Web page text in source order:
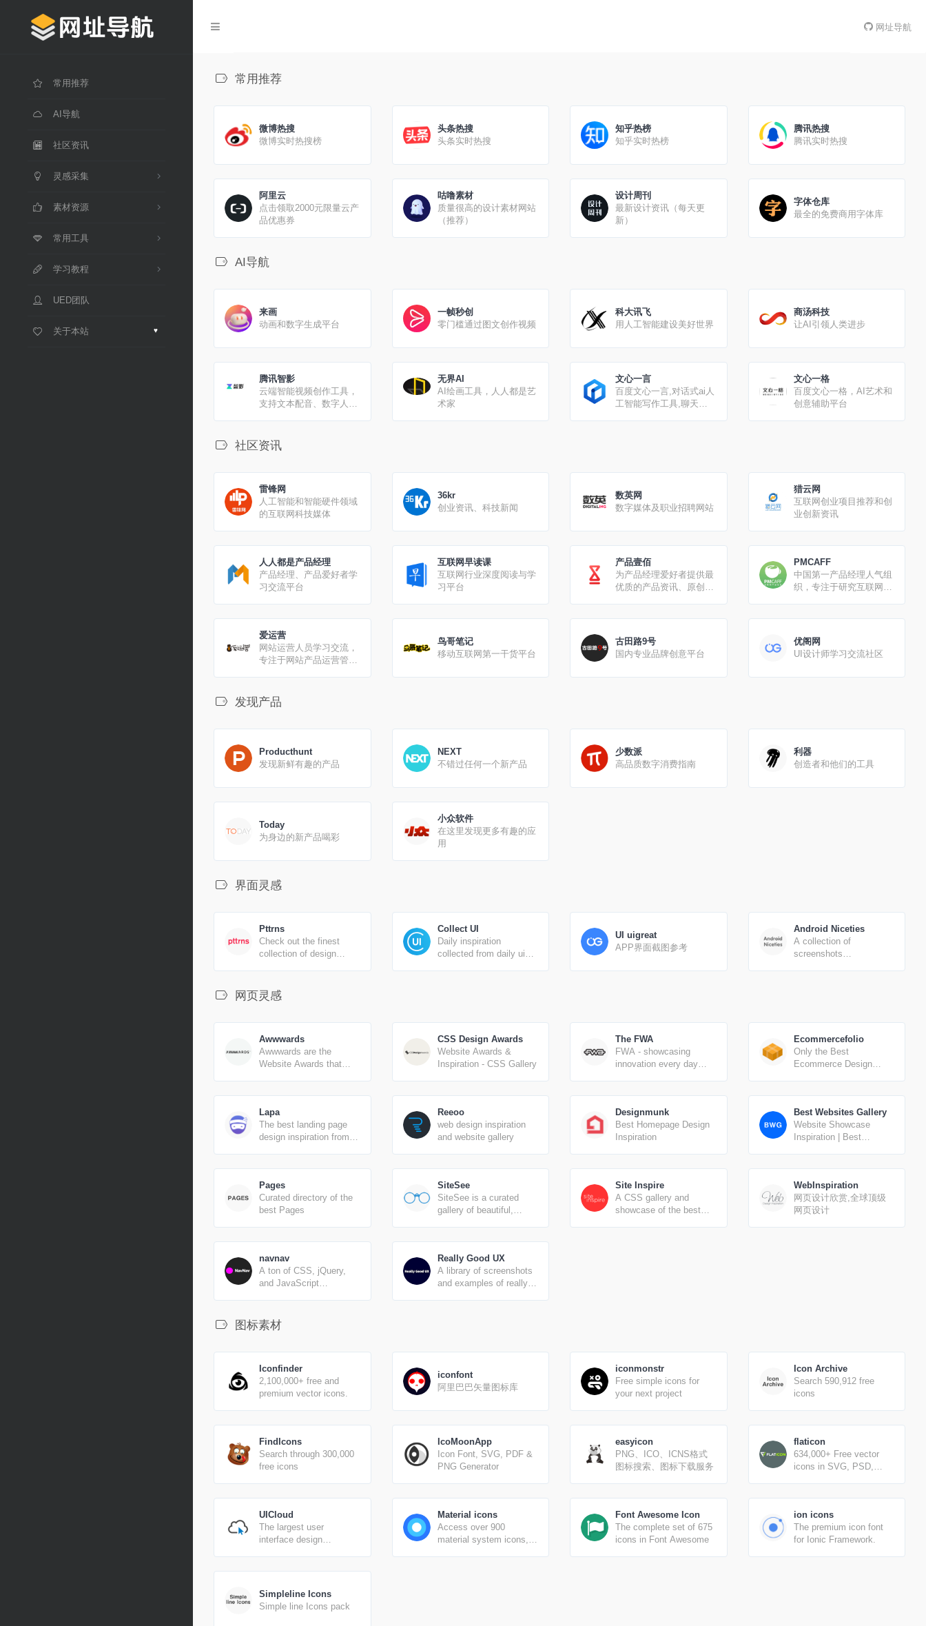
常用推荐
AI导航
社区资讯
灵感采集
素材资源
常用工具
学习教程
UED团队
关于本站 ♥︎
网址导航
常用推荐
微博热搜
微博实时热搜榜
头条热搜
头条实时热搜
知乎热榜
知乎实时热榜
腾讯热搜
腾讯实时热搜
阿里云
点击领取2000元限量云产
品优惠券
咕噜素材
质量很高的设计素材网站
（推荐）
设计周刊
最新设计资讯（每天更
新）
字体仓库
最全的免费商用字体库
AI导航
来画
动画和数字生成平台
一帧秒创
零门槛通过图文创作视频
科大讯飞
用人工智能建设美好世界
商汤科技
让AI引领人类进步
腾讯智影
云端智能视频创作工具，
支持文本配音、数字人播
无界AI
AI绘画工具，人人都是艺
术家
文心一言
百度文心一言,对话式ai人
工智能写作工具,聊天工
文心一格
百度文心一格，AI艺术和
创意辅助平台
社区资讯
雷锋网
人工智能和智能硬件领域
的互联网科技媒体
36kr
创业资讯、科技新闻
数英网
数字媒体及职业招聘网站
猎云网
互联网创业项目推荐和创
业创新资讯
人人都是产品经理
产品经理、产品爱好者学
习交流平台
互联网早读课
互联网行业深度阅读与学
习平台
产品壹佰
为产品经理爱好者提供最
优质的产品资讯、原创内
PMCAFF
中国第一产品经理人气组
织，专注于研究互联网产
爱运营
网站运营人员学习交流，
专注于网站产品运营管
鸟哥笔记
移动互联网第一干货平台
古田路9号
国内专业品牌创意平台
优阁网
UI设计师学习交流社区
发现产品
Producthunt
发现新鲜有趣的产品
NEXT
不错过任何一个新产品
少数派
高品质数字消费指南
利器
创造者和他们的工具
Today
为身边的新产品喝彩
小众软件
在这里发现更多有趣的应
用
界面灵感
Pttrns
Check out the finest
collection of design
inspiration
Collect UI
Daily inspiration
collected from daily ui
UI uigreat
APP界面截图参考
Android Niceties
A collection of
screenshots
网页灵感
Awwwards
Awwwards are the
Website Awards that
designers and web
agencies in the world.
CSS Design Awards
Website Awards &
Inspiration - CSS Gallery
The FWA
FWA - showcasing
innovation every day
Ecommercefolio
Only the Best
Ecommerce Design
Lapa
The best landing page
design inspiration from
Reeoo
web design inspiration
and website gallery
Designmunk
Best Homepage Design
Inspiration
Best Websites Gallery
Website Showcase
Inspiration | Best
Pages
Curated directory of the
best Pages
SiteSee
SiteSee is a curated
gallery of beautiful,
Site Inspire
A CSS gallery and
showcase of the best
WebInspiration
网页设计欣赏,全球顶级
网页设计
navnav
A ton of CSS, jQuery,
and JavaScript
tutorials from all over the
web.
Really Good UX
A library of screenshots
and examples of really
图标素材
Iconfinder
2,100,000+ free and
premium vector icons.
iconfont
阿里巴巴矢量图标库
iconmonstr
Free simple icons for
your next project
Icon Archive
Search 590,912 free
icons
FindIcons
Search through 300,000
free icons
IcoMoonApp
Icon Font, SVG, PDF &
PNG Generator
easyicon
PNG、ICO、ICNS格式
图标搜索、图标下载服务
flaticon
634,000+ Free vector
icons in SVG, PSD,
UICloud
The largest user
interface design
Material icons
Access over 900
material system icons,
Font Awesome Icon
The complete set of 675
icons in Font Awesome
ion icons
The premium icon font
for Ionic Framework.
Simpleline Icons
Simple line Icons pack